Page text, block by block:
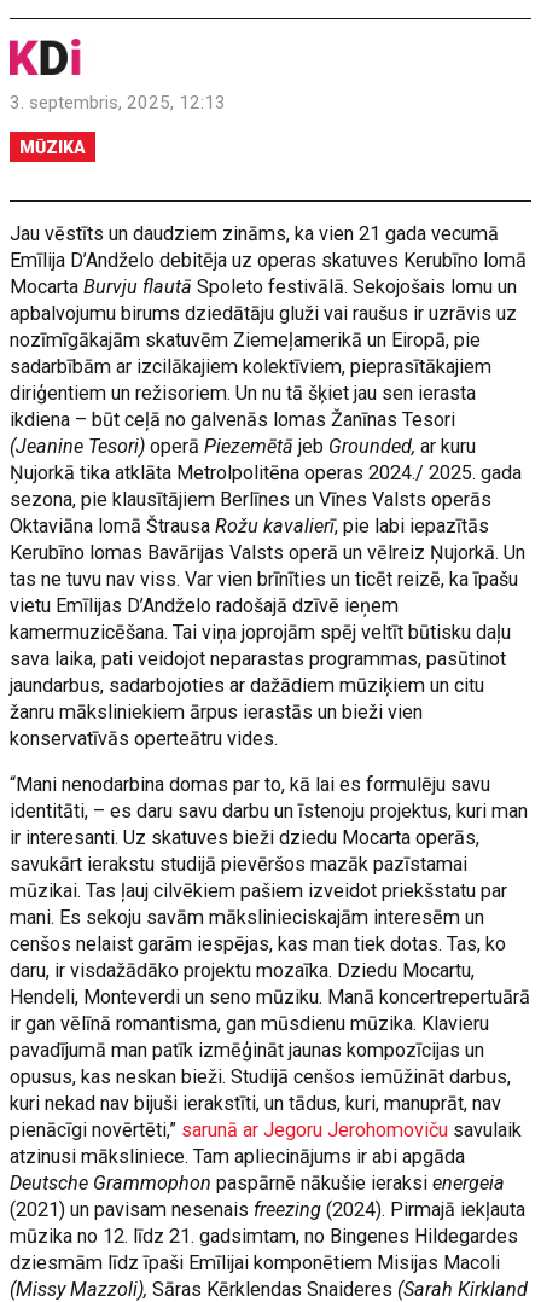
3. septembris, 2025, 12:13
MŪZIKA
Jau vēstīts un daudziem zināms, ka vien 21 gada vecumā
Emīlija D’Andželo debitēja uz operas skatuves Kerubīno lomā
MocartaBurvju flautāSpoleto festivālā. Sekojošais lomu un
apbalvojumu birums dziedātāju gluži vai raušus ir uzrāvis uz
nozīmīgākajām skatuvēm Ziemeļamerikā un Eiropā, pie
sadarbībām ar izcilākajiem kolektīviem, pieprasītākajiem
diriģentiem un režisoriem. Un nu tā šķiet jau sen ierasta
ikdiena – būt ceļā no galvenās lomas Žanīnas Tesori
(Jeanine Tesori) operā Piezemētā jeb Grounded, ar kuru
Ņujorkā tika atklāta Metrolpolitēna operas 2024./ 2025. gada
sezona, pie klausītājiem Berlīnes un Vīnes Valsts operās
Oktaviāna lomā ŠtrausaRožu kavalierī, pie labi iepazītās
Kerubīno lomas Bavārijas Valsts operā un vēlreiz Ņujorkā. Un
tas ne tuvu nav viss. Var vien brīnīties un ticēt reizē, ka īpašu
vietu Emīlijas D’Andželo radošajā dzīvē ieņem
kamermuzicēšana. Tai viņa joprojām spēj veltīt būtisku daļu
sava laika, pati veidojot neparastas programmas, pasūtinot
jaundarbus, sadarbojoties ar dažādiem mūziķiem un citu
žanru māksliniekiem ārpus ierastās un bieži vien
konservatīvās operteātru vides.
“Mani nenodarbina domas par to, kā lai es formulēju savu
identitāti, – es daru savu darbu un īstenoju projektus, kuri man
ir interesanti. Uz skatuves bieži dziedu Mocarta operās,
savukārt ierakstu studijā pievēršos mazāk pazīstamai
mūzikai. Tas ļauj cilvēkiem pašiem izveidot priekšstatu par
mani. Es sekoju savām mākslinieciskajām interesēm un
cenšos nelaist garām iespējas, kas man tiek dotas. Tas, ko
daru, ir visdažādāko projektu mozaīka. Dziedu Mocartu,
Hendeli, Monteverdi un seno mūziku. Manā koncertrepertuārā
ir gan vēlīnā romantisma, gan mūsdienu mūzika. Klavieru
pavadījumā man patīk izmēģināt jaunas kompozīcijas un
opusus, kas neskan bieži. Studijā cenšos iemūžināt darbus,
kuri nekad nav bijuši ierakstīti, un tādus, kuri, manuprāt, nav
pienācīgi novērtēti,” sarunā ar Jegoru Jerohomoviču savulaik
atzinusi māksliniece. Tam apliecinājums ir abi apgāda
Deutsche Grammophon paspārnē nākušie ieraksienergeia
(2021) un pavisam nesenais freezing (2024). Pirmajā iekļauta
mūzika no 12. līdz 21. gadsimtam, no Bingenes Hildegardes
dziesmām līdz īpaši Emīlijai komponētiem Misijas Macoli
(Missy Mazzoli), Sāras Kērklendas Snaideres (Sarah Kirkland